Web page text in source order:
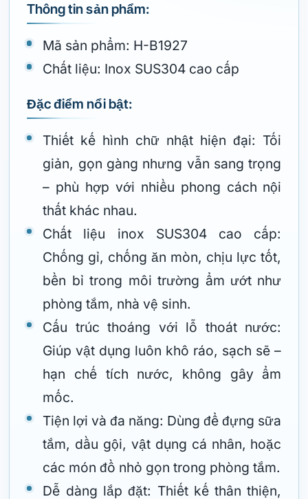
Thông tin sản phẩm:
Mã sản phẩm: H-B1927
Chất liệu: Inox SUS304 cao cấp
Đặc điểm nổi bật:
Thiết kế hình chữ nhật hiện đại: Tối
giản, gọn gàng nhưng vẫn sang trọng
– phù hợp với nhiều phong cách nội
thất khác nhau.
Chất liệu inox SUS304 cao cấp:
Chống gỉ, chống ăn mòn, chịu lực tốt,
bền bỉ trong môi trường ẩm ướt như
phòng tắm, nhà vệ sinh.
Cấu trúc thoáng với lỗ thoát nước:
Giúp vật dụng luôn khô ráo, sạch sẽ –
hạn chế tích nước, không gây ẩm
mốc.
Tiện lợi và đa năng: Dùng để đựng sữa
tắm, dầu gội, vật dụng cá nhân, hoặc
các món đồ nhỏ gọn trong phòng tắm.
Dễ dàng lắp đặt: Thiết kế thân thiện,